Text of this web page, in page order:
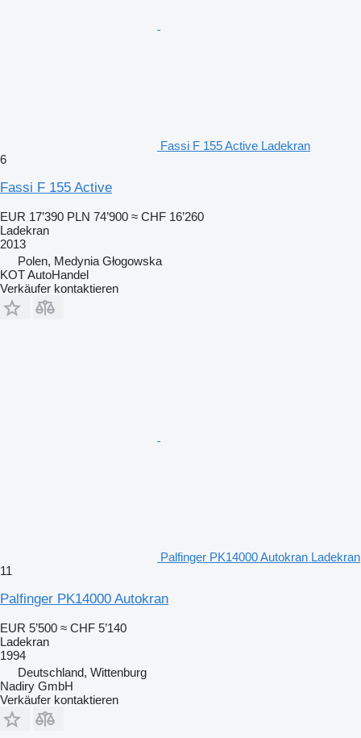
Fassi F 155 Active Ladekran
6
Fassi F 155 Active
EUR 17’390 PLN 74’900 ≈ CHF 16’260
Ladekran
2013
Polen, Medynia Głogowska
KOT AutoHandel
Verkäufer kontaktieren
Palfinger PK14000 Autokran Ladekran
11
Palfinger PK14000 Autokran
EUR 5’500 ≈ CHF 5’140
Ladekran
1994
Deutschland, Wittenburg
Nadiry GmbH
Verkäufer kontaktieren